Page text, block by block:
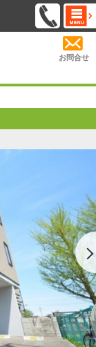
お問合せ